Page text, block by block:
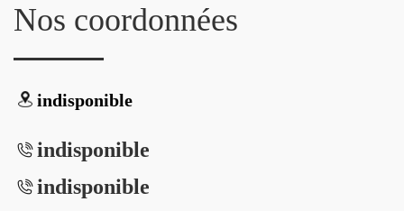
Nos coordonnées
indisponible
indisponible
indisponible